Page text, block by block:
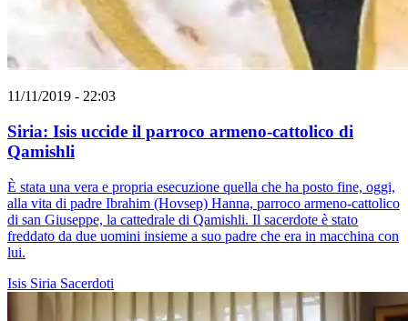
11/11/2019 - 22:03
Siria: Isis uccide il parroco armeno-cattolico di
Qamishli
È stata una vera e propria esecuzione quella che ha posto fine, oggi,
alla vita di padre Ibrahim (Hovsep) Hanna, parroco armeno-cattolico
di san Giuseppe, la cattedrale di Qamishli. Il sacerdote è stato
freddato da due uomini insieme a suo padre che era in macchina con
lui.
Isis Siria Sacerdoti